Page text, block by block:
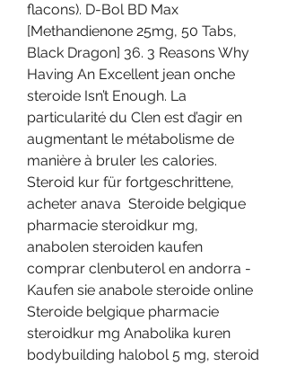
flacons). D-Bol BD Max
[Methandienone 25mg, 50 Tabs,
Black Dragon] 36. 3 Reasons Why
Having An Excellent jean onche
steroide Isn’t Enough. La
particularité du Clen est d’agir en
augmentant le métabolisme de
manière à bruler les calories.
Steroid kur für fortgeschrittene,
acheter anava  Steroide belgique
pharmacie steroidkur mg,
anabolen steroiden kaufen
comprar clenbuterol en andorra -
Kaufen sie anabole steroide online
Steroide belgique pharmacie
steroidkur mg Anabolika kuren
bodybuilding halobol 5 mg, steroid